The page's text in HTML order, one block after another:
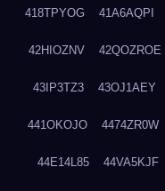
418TPYOG 41A6AQPI
42HIOZNV 42QOZROE
43IP3TZ3 43OJ1AEY
441OKOJO 4474ZR0W
44E14L85 44VA5KJF